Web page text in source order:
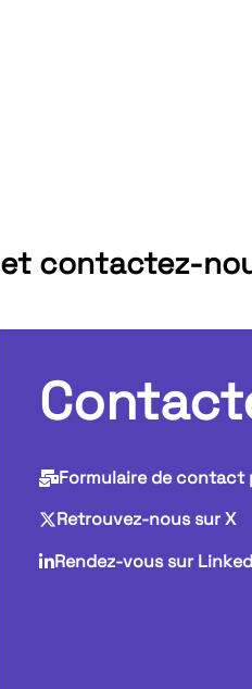
contactez-
Formulaire de contact
Retrouvez-nous sur X
Rendez-vous sur